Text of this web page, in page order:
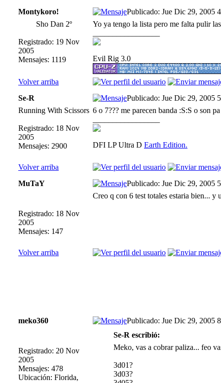
Montykoro!
Publicado: Jue Dic 29, 2005
Sho Dan 2º
Registrado: 19 Nov
2005
Mensajes: 1119
Yo ya tengo la lista pero me falta pulir
Evil Rig 3.0
Volver arriba
Se-R
Publicado: Jue Dic 29, 2005
Running With Scissors
Registrado: 18 Nov
2005
Mensajes: 2900
6 o 7??? me parecen banda :S:S o son
DFI LP Ultra D Earth Edition.
Volver arriba
MuTaY
Publicado: Jue Dic 29, 2005
Registrado: 18 Nov
2005
Mensajes: 147
Creo q con 6 test totales estaria bien... y
Volver arriba
meko360 Publicado: Jue Dic 29, 2005
Registrado: 20 Nov
2005
Mensajes: 478
Ubicación: Florida,
Se-R escribió:
Meko, vas a cobrar paliza... feo
3d01?
3d03?